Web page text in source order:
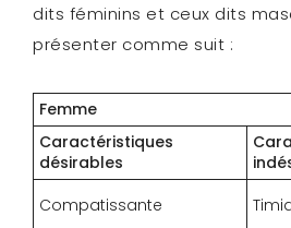
dits féminins et ceux dits
présenter comme suit :
Femme
Caractéristiques
désirables
Compatissante